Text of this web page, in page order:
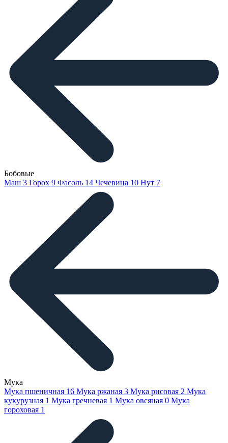
Бобовые
Маш 3 Горох 9 Фасоль 14 Чечевица 10 Нут 7
Мука
Мука пшеничная 16 Мука ржаная 3 Мука рисовая 2 Мука
кукурузная 1 Мука гречневая 1 Мука овсяная 0 Мука
гороховая 1